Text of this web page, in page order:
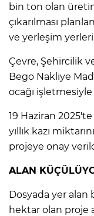
bin ton olan
çıkarılması
ve yerleşim
Çevre, Şehircilik
Bego Nakliye
ocağı işletmesiyle
19 Haziran
yıllık kazı
projeye onay
ALAN
Dosyada yer alan
hektar olan proje